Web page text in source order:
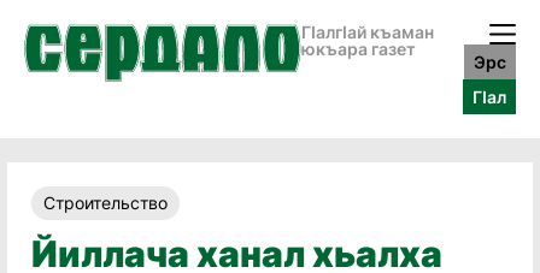
ГӀалгӀай къаман
юкъара газет
Эрс
ГӀал
Строительство
Йиллача ханал хьалха